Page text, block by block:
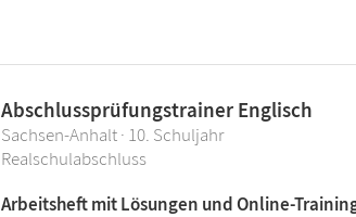
Abschlussprüfungstrainer Englisch
Sachsen-Anhalt · 10. Schuljahr
Realschulabschluss
Arbeitsheft mit Lösungen und Online-